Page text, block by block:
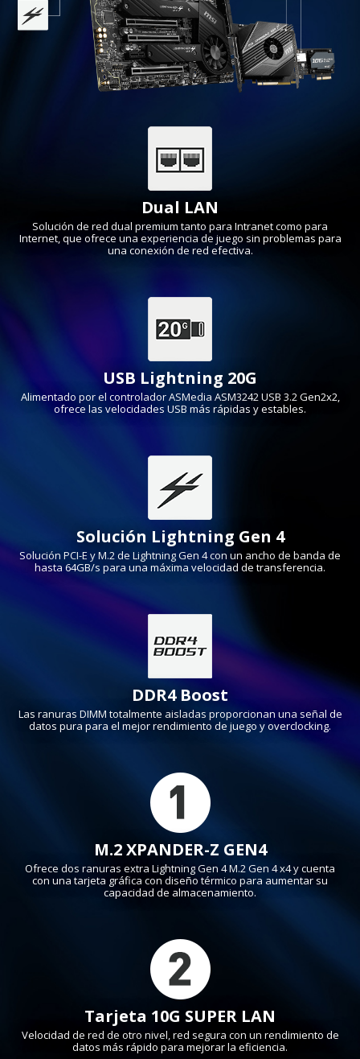
Dual LAN
Solución de red dual premium tanto para Intranet como para
Internet, que ofrece una experiencia de juego sin problemas para
una conexión de red efectiva.
USB Lightning 20G
Alimentado por el controlador ASMedia ASM3242 USB 3.2 Gen2x2,
ofrece las velocidades USB más rápidas y estables.
Solución Lightning Gen 4
Solución PCI-E y M.2 de Lightning Gen 4 con un ancho de banda de
hasta 64GB/s para una máxima velocidad de transferencia.
DDR4 Boost
Las ranuras DIMM totalmente aisladas proporcionan una señal de
datos pura para el mejor rendimiento de juego y overclocking.
M.2 XPANDER-Z GEN4
Ofrece dos ranuras extra Lightning Gen 4 M.2 Gen 4 x4 y cuenta
con una tarjeta gráfica con diseño térmico para aumentar su
capacidad de almacenamiento.
Tarjeta 10G SUPER LAN
Velocidad de red de otro nivel, red segura con un rendimiento de
datos más rápido para mejorar la eficiencia.